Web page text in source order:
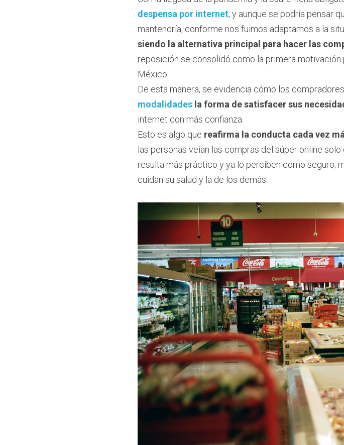
despensa por internet, y aunque se podría pensar
mantendría, conforme nos fuimos adaptamos a la
siendo la alternativa principal para hacer las
reposición se consolidó como la primera
México.
De esta manera, se evidencia cómo los compradores
modalidades la forma de satisfacer sus
internet con más confianza.
Esto es algo que reafirma la conducta cada vez
las personas veían las compras del súper online
resulta más práctico y ya lo perciben como seguro;
cuidan su salud y la de los demás.